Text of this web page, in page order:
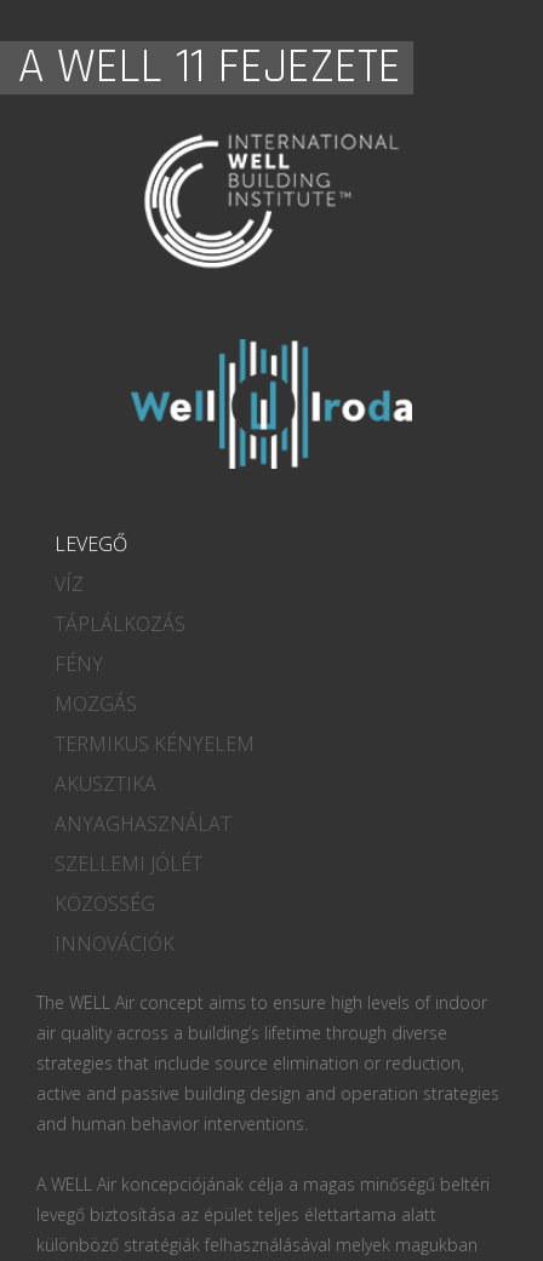
A WELL 11 FEJEZETE
LEVEGŐ
VÍZ
TÁPLÁLKOZÁS
FÉNY
MOZGÁS
TERMIKUS KÉNYELEM
AKUSZTIKA
ANYAGHASZNÁLAT
SZELLEMI JÓLÉT
KÖZÖSSÉG
INNOVÁCIÓK
The WELL Air concept aims to ensure high levels of indoor
air quality across a building’s lifetime through diverse
strategies that include source elimination or reduction,
active and passive building design and operation strategies
and human behavior interventions.
A WELL Air koncepciójának célja a magas minőségű beltéri
levegő biztosítása az épület teljes élettartama alatt
különböző stratégiák felhasználásával melyek magukban